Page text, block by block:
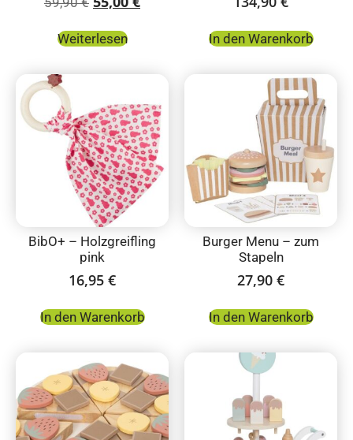
Weiterlesen In den Warenkorb
BibO+ – Holzgreifling
pink
16,95 €
In den Warenkorb
Burger Menu – zum
Stapeln
27,90 €
In den Warenkorb